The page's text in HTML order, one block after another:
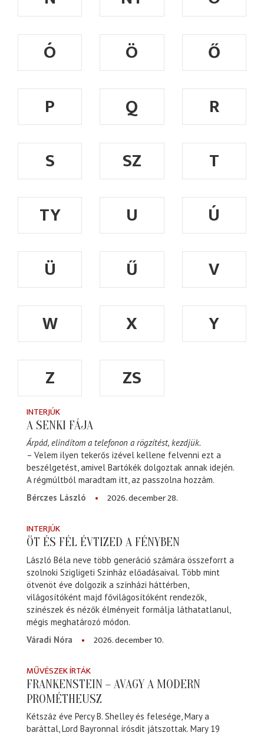
Ó
Ö
Ő
P
Q
R
S
SZ
T
TY
U
Ú
Ü
Ű
V
W
X
Y
Z
ZS
INTERJÚK
A SENKI FÁJA
Árpád, elindítom a telefonon a rögzítést, kezdjük.
– Velem ilyen tekerős izével kellene felvenni ezt a
beszélgetést, amivel Bartókék dolgoztak annak idején.
A régmúltból maradtam itt, az passzolna hozzám.
Bérczes László
2026. december 28.
INTERJÚK
ÖT ÉS FÉL ÉVTIZED A FÉNYBEN
László Béla neve több generáció számára összeforrt a
szolnoki Szigligeti Színház előadásaival. Több mint
ötvenöt éve dolgozik a színházi háttérben,
világosítóként majd fővilágosítóként rendezők,
színészek és nézők élményeit formálja láthatatlanul,
mégis meghatározó módon.
Váradi Nóra
2026. december 10.
MŰVÉSZEK ÍRTÁK
FRANKENSTEIN – AVAGY A MODERN
PROMÉTHEUSZ
Kétszáz éve Percy B. Shelley és felesége, Mary a
baráttal, Lord Bayronnal írósdit játszottak. Mary 19